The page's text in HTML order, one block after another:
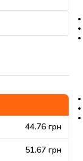
44.76 грн
51.67 грн